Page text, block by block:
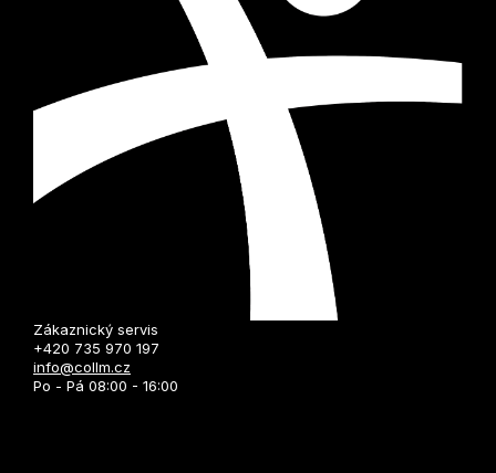
Zákaznický servis
+420 735 970 197
info@collm.cz
Po - Pá 08:00 - 16:00